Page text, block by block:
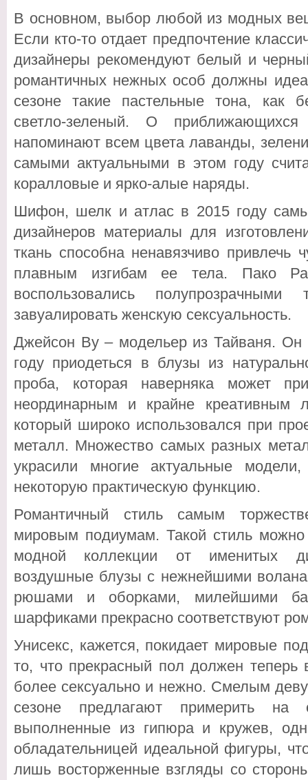
В основном, выбор любой из модных
Если кто-то отдает предпочтение
дизайнеры рекомендуют белый и
романтичных нежных особ должны
сезоне такие пастельные тона, как
светло-зеленый. О
напоминают всем цвета лаванды,
самыми актуальными в этом году
коралловые и ярко-алые наряды.
Шифон, шелк и атлас в 2015 году
дизайнеров материалы для
ткань способна ненавязчиво
плавным изгибам ее тела. Пако
воспользовались
завуалировать женскую сексуальность.
Джейсон Ву – модельер из Тайваня.
году приодеться в блузы из
проба, которая наверняка может
неординарным и крайне креативным
который широко использовался при
металл. Множество самых разных
украсили многие актуальные
некоторую практическую функцию.
Романтичный стиль самым
мировым подиумам. Такой стиль можно
модной коллекции от именитых
воздушные блузы с нежнейшими
рюшами и оборками, милейшими
шарфиками прекрасно соответствуют
Унисекс, кажется, покидает мировые
то, что прекрасный пол должен теперь
более сексуально и нежно. Смелым
сезоне предлагают примерить на
выполненные из гипюра и кружев,
обладательницей идеальной фигуры,
лишь восторженные взгляды со